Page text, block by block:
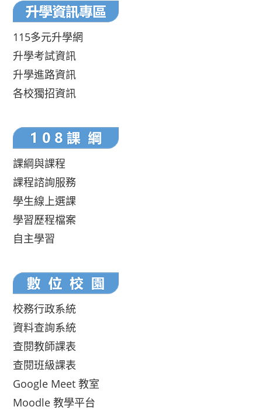
115多元升學網
升學考試資訊
升學進路資訊
各校獨招資訊
課綱與課程
課程諮詢服務
學生線上選課
學習歷程檔案
自主學習
校務行政系統
資料查詢系統
查閱教師課表
查閱班級課表
Google Meet 教室
Moodle 教學平台